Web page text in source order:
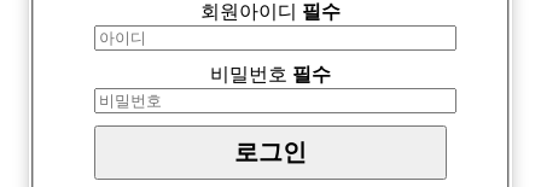
회원아이디 필수
비밀번호 필수